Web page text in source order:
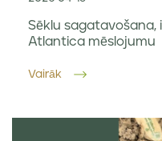
Sēklu sagatavošana,
Atlantica mēslojumu
Vairāk